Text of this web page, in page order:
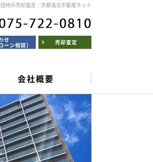
地の売却査定｜京都洛北不動産ネット
せ
ーン相談） 売却査定
会社概要